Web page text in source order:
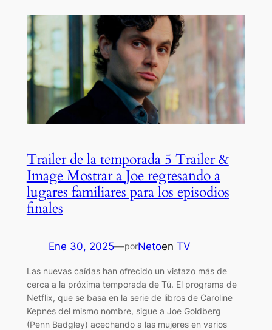
Trailer de la temporada 5 Trailer &
Image Mostrar a Joe regresando a
lugares familiares para los episodios
finales
Ene 30, 2025—porNetoen TV
Las nuevas caídas han ofrecido un vistazo más de
cerca a la próxima temporada de Tú. El programa de
Netflix, que se basa en la serie de libros de Caroline
Kepnes del mismo nombre, sigue a Joe Goldberg
(Penn Badgley) acechando a las mujeres en varios